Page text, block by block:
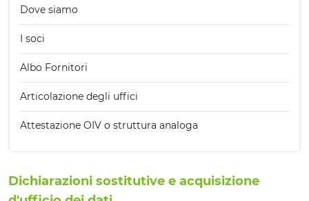
Dove siamo
I soci
Albo Fornitori
Articolazione degli uffici
Attestazione OIV o struttura analoga
Dichiarazioni sostitutive e acquisizione